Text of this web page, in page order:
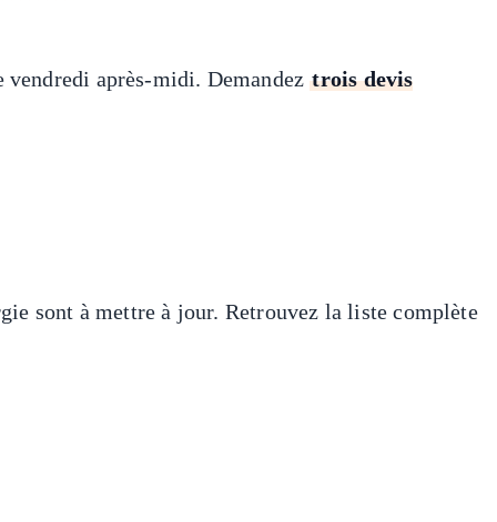
après-midi. Demandeztrois devis
sont à mettre à jour. Retrouvez la liste complète